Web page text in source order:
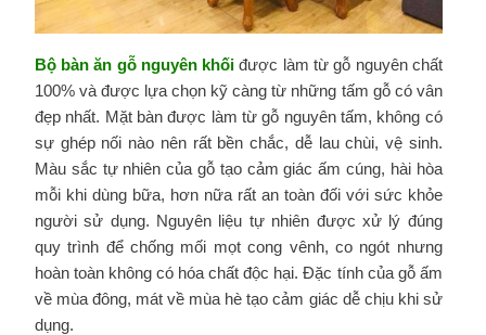
Bộ bàn ăn gỗ nguyên khối được làm từ gỗ nguyên chất
100% và được lựa chọn kỹ càng từ những tấm gỗ có vân
đẹp nhất. Mặt bàn được làm từ gỗ nguyên tấm, không có
sự ghép nối nào nên rất bền chắc, dễ lau chùi, vệ sinh.
Màu sắc tự nhiên của gỗ tạo cảm giác ấm cúng, hài hòa
mỗi khi dùng bữa, hơn nữa rất an toàn đối với sức khỏe
người sử dụng. Nguyên liệu tự nhiên được xử lý đúng
quy trình để chống mối mọt cong vênh, co ngót nhưng
hoàn toàn không có hóa chất độc hại. Đặc tính của gỗ ấm
về mùa đông, mát về mùa hè tạo cảm giác dễ chịu khi sử
dụng.